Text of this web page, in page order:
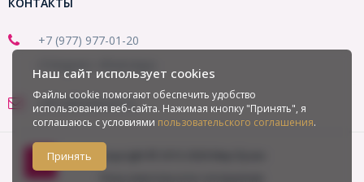
+7 (977) 977-01-20
office@mirbusin.ru
Наш сайт использует cookies
Файлы cookie помогают обеспечить удобство
использования веб-сайта. Нажимая кнопку "Принять", я
соглашаюсь с условиями пользовательского соглашения.
Принять